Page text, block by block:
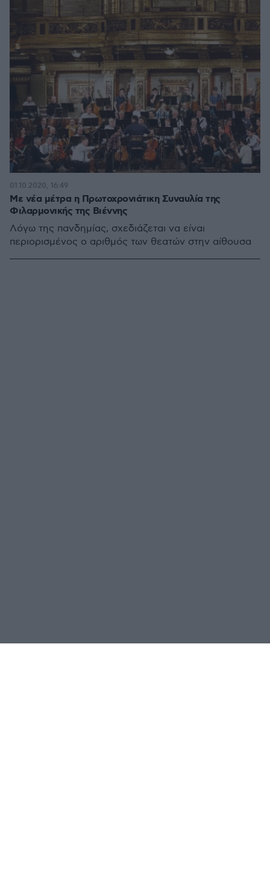
Με νέα μέτρα η Πρωτοχρονιάτικη Συναυλία της
Φιλαρμονικής της Βιέννης
Λόγω της πανδημίας, σχεδιάζεται να είναι
περιορισμένος ο αριθμός των θεατών στην αίθουσα
01.10.2020, 16:49